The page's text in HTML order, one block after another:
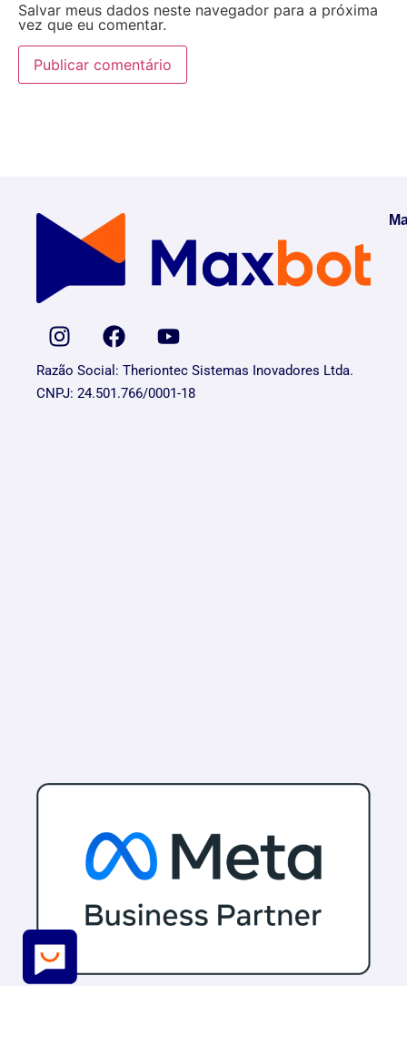
Salvar meus dados neste navegador para a próxima
vez que eu comentar.
Razão Social: Theriontec Sistemas Inovadores Ltda.
CNPJ: 24.501.766/0001-18